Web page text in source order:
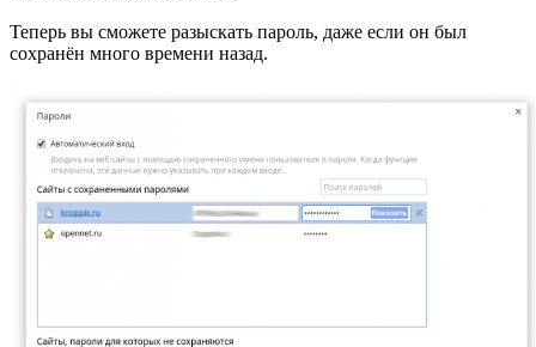
Теперь вы сможете разыскать пароль, даже если он был
сохранён много времени назад.